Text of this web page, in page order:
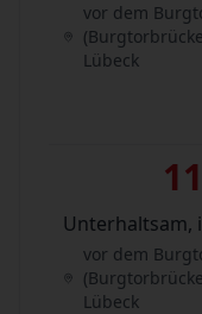
vor dem
Lübeck
11
Unterhaltsam,
vor dem
Lübeck